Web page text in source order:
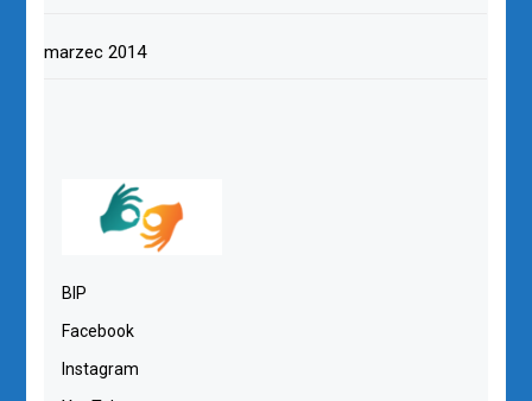
marzec 2014
BIP
Facebook
Instagram